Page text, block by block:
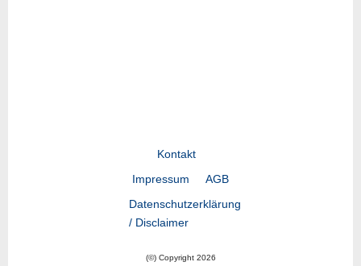
Kontakt
Impressum
AGB
Datenschutzerklärung
/ Disclaimer
(©) Copyright 2026